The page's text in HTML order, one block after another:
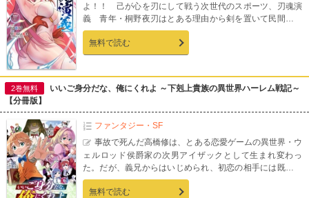
よ！！ 己が心を刃にして戦う次世代のスポーツ、刃魂演
義 青年・桐野夜刃はとある理由から剣を置いて民間警備
員として平凡な日々を過ごしていた…そんなある日の業務
中、将来を期待される若手選手・斉門寺キリカと出会う。
「わたしのコーチになってください!!」夜刃の剣術を見たキ
演義への熱を徐々に自覚し、止まっていた時計が動き出し
無料で読む
2巻無料
いいご身分だな、俺にくれよ ～下剋上貴族の異世界ハーレム戦記～
【分冊版】
ファンタジー・SF
事故で死んだ高橋修は、とある恋愛ゲームの異世界・ウ
ェルロッド侯爵家の次男アイザックとして生まれ変わっ
た。だが、義兄からはいじめられ、初恋の相手には既に婚
約者がいて――…と異世界でも難しい環境下にいることを
自覚し、ある決意をする。 「いいご身分だな、俺にくれ
無料で読む